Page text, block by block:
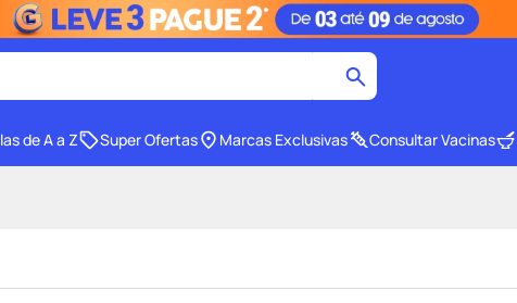
8º protetor solar
de A a Z Super Ofertas Marcas Exclusivas Consultar Vacinas